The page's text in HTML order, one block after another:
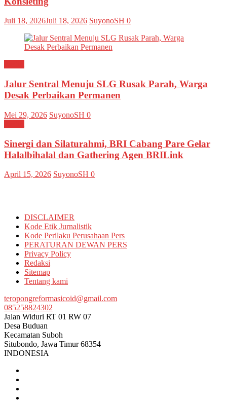
Juli 18, 2026Juli 18, 2026 SuyonoSH 0
Jalur Sentral Menuju SLG Rusak Parah, Warga
Desak Perbaikan Permanen
Mei 29, 2026 SuyonoSH 0
Sinergi dan Silaturahmi, BRI Cabang Pare Gelar
Halalbihalal dan Gathering Agen BRILink
April 15, 2026 SuyonoSH 0
DISCLAIMER
Kode Etik Jurnalistik
Kode Perilaku Perusahaan Pers
PERATURAN DEWAN PERS
Privacy Policy
Redaksi
Sitemap
Tentang kami
teropongreformasicoid@gmail.com
085258824302
Jalan Widuri RT 01 RW 07
Desa Buduan
Kecamatan Suboh
Situbondo, Jawa Timur 68354
INDONESIA